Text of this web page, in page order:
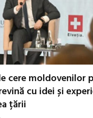
cere moldovenilor
cu idei și
țării